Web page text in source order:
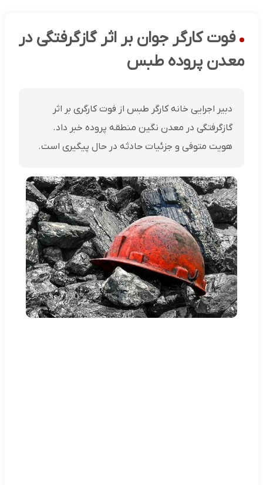
فوت کارگر جوان بر اثر گازگرفتگی در
معدن پروده طبس
دبیر اجرایی خانه کارگر طبس از فوت کارگری بر اثر
گازگرفتگی در معدن نگین منطقه پروده خبر داد.
هویت متوفی و جزئیات حادثه در حال پیگیری است.